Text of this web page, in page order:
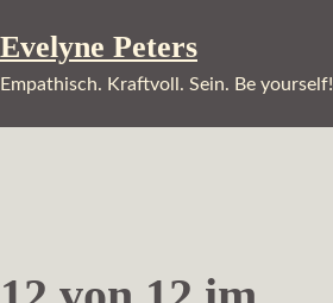
Inhalt
springen
Evelyne Peters
Empathisch. Kraftvoll. Sein. Be yourself!